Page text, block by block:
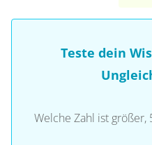
Teste dein
Welche Zahl ist größer,